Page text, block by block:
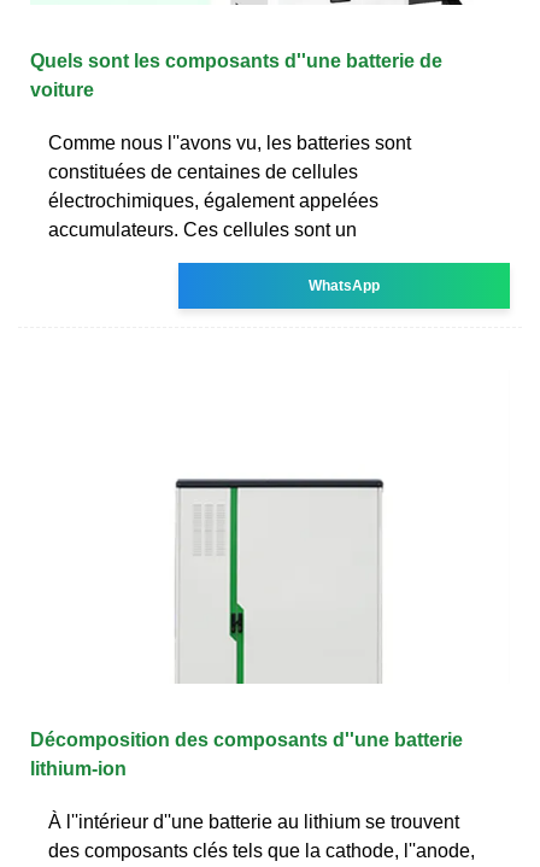
Quels sont les composants d''une batterie de
voiture
Comme nous l''avons vu, les batteries sont
constituées de centaines de cellules
électrochimiques, également appelées
accumulateurs. Ces cellules sont un
WhatsApp
Décomposition des composants d''une batterie
lithium-ion
À l''intérieur d''une batterie au lithium se trouvent
des composants clés tels que la cathode, l''anode,